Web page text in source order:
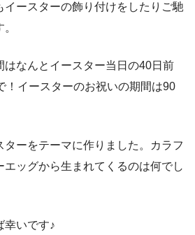
イースターの飾り付けをしたりご馳
はなんとイースター当日の40日前
！イースターのお祝いの期間は90
ーをテーマに作りました。カラフ
エッグから生まれてくるのは何でし
幸いです♪